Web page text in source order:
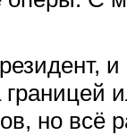
но всё